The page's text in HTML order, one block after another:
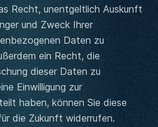
Recht, unentgeltlich Auskunft
und Zweck Ihrer
Daten zu
ein Recht, die
dieser Daten zu
Einwilligung zur
haben, können Sie diese
die Zukunft widerrufen.